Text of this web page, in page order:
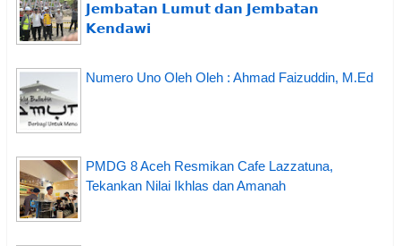
𝗝𝗲𝗺𝗯𝗮𝘁𝗮𝗻 𝗟𝘂𝗺𝘂𝘁 𝗱𝗮𝗻 𝗝𝗲𝗺𝗯𝗮𝘁𝗮𝗻
𝗞𝗲𝗻𝗱𝗮𝘄𝗶
Numero Uno Oleh Oleh : Ahmad Faizuddin, M.Ed
PMDG 8 Aceh Resmikan Cafe Lazzatuna,
Tekankan Nilai Ikhlas dan Amanah